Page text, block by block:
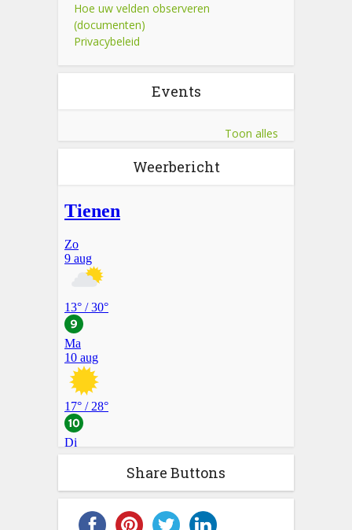
Hoe uw velden observeren
(documenten)
Privacybeleid
Events
Toon alles
Weerbericht
Share Buttons